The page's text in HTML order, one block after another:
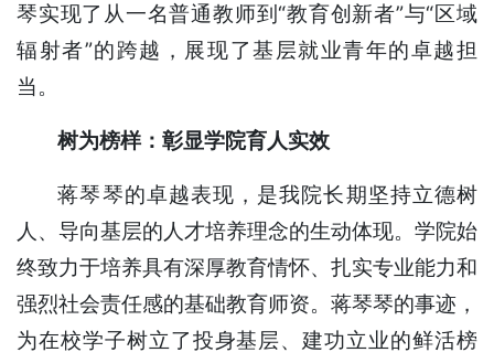
琴实现了从一名普通教师到“教育创新者”与“区域
辐射者”的跨越，展现了基层就业青年的卓越担
当。
树为榜样：彰显学院育人实效
蒋琴琴的卓越表现，是我院长期坚持立德树
人、导向基层的人才培养理念的生动体现。学院始
终致力于培养具有深厚教育情怀、扎实专业能力和
强烈社会责任感的基础教育师资。蒋琴琴的事迹，
为在校学子树立了投身基层、建功立业的鲜活榜